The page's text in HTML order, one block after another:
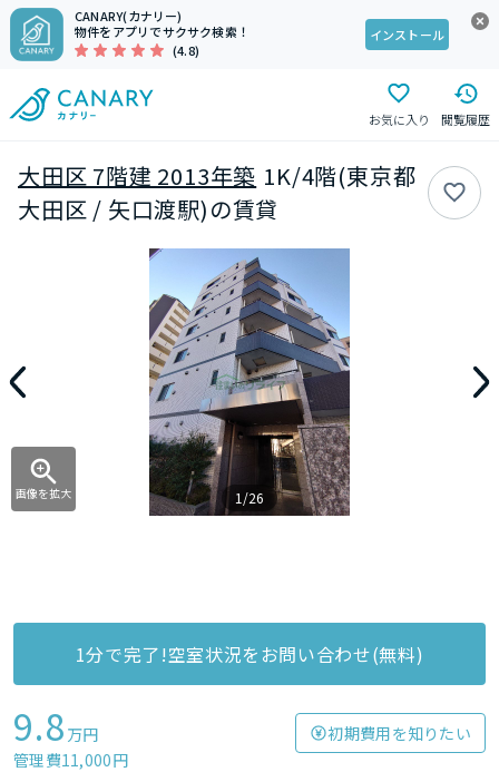
CANARY(カナリー)
物件をアプリでサクサク検索！
(4.8)
インストール
お気に入り 閲覧履歴
大田区 7階建 2013年築 1K/4階(東京都
大田区 / 矢口渡駅)の賃貸
画像を拡大 1/26
1分で完了!空室状況をお問い合わせ(無料)
9.8 万円
管理費11,000円
初期費用を知りたい